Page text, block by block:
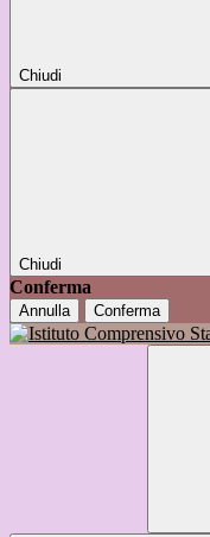
Chiudi
Chiudi
Conferma
Annulla Conferma